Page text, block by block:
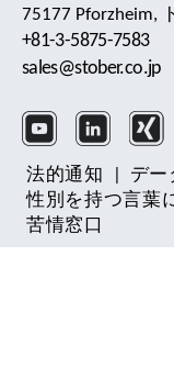
75177 Pforzheim,
+81-3-5875-7583
sales@stober.co.jp
法的通知 デー
性別を持つ言葉
苦情窓口